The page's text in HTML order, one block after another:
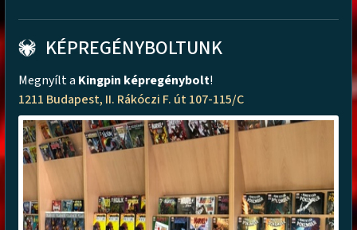
KÉPREGÉNYBOLTUNK
Megnyílt a Kingpin képregénybolt!
1211 Budapest, II. Rákóczi F. út 107-115/C